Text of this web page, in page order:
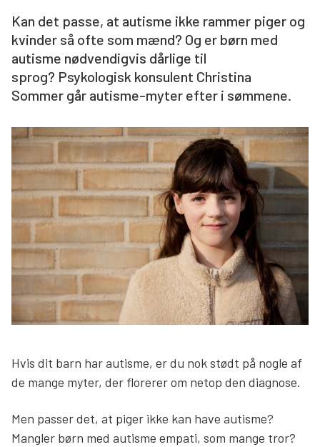
Presse og politik
Støt os
Søg
Kan det passe, at autisme ikke rammer piger og
kvinder så ofte som mænd? Og er børn med
autisme nødvendigvis dårlige til
sprog? Psykologisk konsulent Christina
Sommer går autisme-myter efter i sømmene.
Hvis dit barn har autisme, er du nok stødt på nogle af
de mange myter, der florerer om netop den diagnose.
Men passer det, at piger ikke kan have autisme?
Mangler børn med autisme empati, som mange tror?